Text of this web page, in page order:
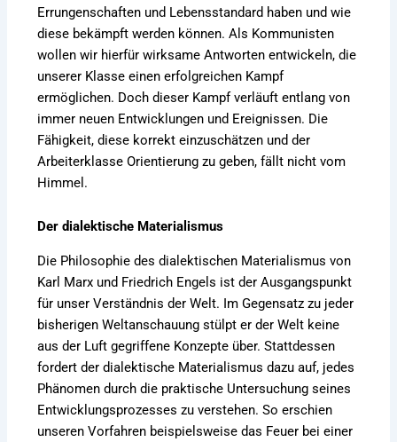
Errungenschaften und Lebensstandard haben und wie
diese bekämpft werden können. Als Kommunisten
wollen wir hierfür wirksame Antworten entwickeln, die
unserer Klasse einen erfolgreichen Kampf
ermöglichen. Doch dieser Kampf verläuft entlang von
immer neuen Entwicklungen und Ereignissen. Die
Fähigkeit, diese korrekt einzuschätzen und der
Arbeiterklasse Orientierung zu geben, fällt nicht vom
Himmel.
Der dialektische Materialismus
Die Philosophie des dialektischen Materialismus von
Karl Marx und Friedrich Engels ist der Ausgangspunkt
für unser Verständnis der Welt. Im Gegensatz zu jeder
bisherigen Weltanschauung stülpt er der Welt keine
aus der Luft gegriffene Konzepte über. Stattdessen
fordert der dialektische Materialismus dazu auf, jedes
Phänomen durch die praktische Untersuchung seines
Entwicklungsprozesses zu verstehen. So erschien
unseren Vorfahren beispielsweise das Feuer bei einer